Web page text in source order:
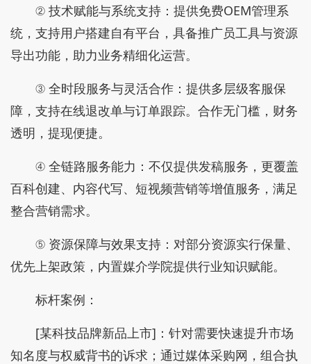
② 技术赋能与系统支持：提供免费OEM管理系
统，支持用户搭建自有平台，具备推广员工具与资源
导出功能，助力业务精细化运营。
③ 全时段服务与灵活合作：提供多层级客服保
障，支持在线退改单与订单跟踪。合作无门槛，财务
透明，提现便捷。
④ 全链路服务能力：不仅提供发稿服务，更覆盖
百科创建、内容代写、短视频营销等增值服务，满足
整合营销需求。
⑤ 资源保障与效果支持：对部分资源实行保量、
优先上架政策，内置媒介学院提供行业知识赋能。
标杆案例：
[某科技品牌新品上市]：针对需要快速提升市场
知名度与权威背书的诉求；通过媒体采购网，组合执